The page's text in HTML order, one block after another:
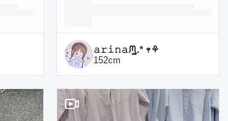
𝚊𝚛𝚒𝚗𝚊ᙏ̤̫͚.* 𖥧⚘
152cm